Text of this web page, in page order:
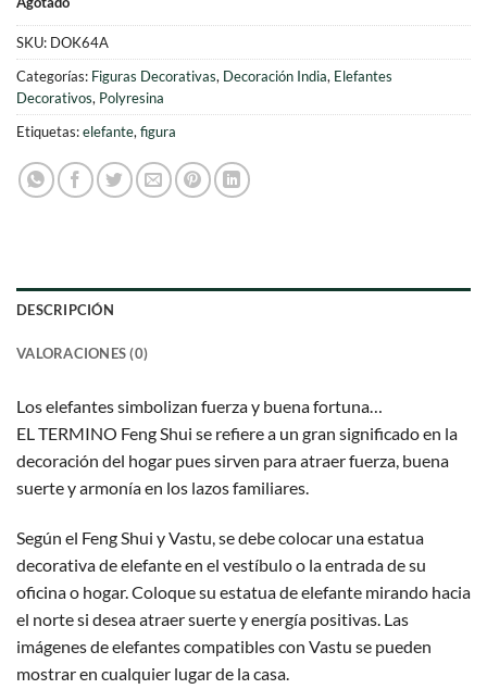
SKU: DOK64A
Categorías: Figuras Decorativas, Decoración India, Elefantes
Decorativos, Polyresina
Etiquetas:elefante, figura
DESCRIPCIÓN
VALORACIONES (0)
Los elefantes simbolizan fuerza y buena fortuna…
EL TERMINO Feng Shui se refiere a un gran significado en la
decoración del hogar pues sirven para atraer fuerza, buena
suerte y armonía en los lazos familiares.
Según el Feng Shui y Vastu, se debe colocar una estatua
decorativa de elefante en el vestíbulo o la entrada de su
oficina o hogar. Coloque su estatua de elefante mirando hacia
el norte si desea atraer suerte y energía positivas. Las
imágenes de elefantes compatibles con Vastu se pueden
mostrar en cualquier lugar de la casa.